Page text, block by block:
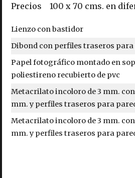
Precios 100 x 70 cms. en
Lienzo con bastidor
Dibond con perfiles traseros para
Papel fotográfico montado en
poliestireno recubierto de pvc
Metacrilato incoloro de 3 mm. con
mm. y perfiles traseros para
Metacrilato incoloro de 3 mm. con
mm. y perfiles traseros para